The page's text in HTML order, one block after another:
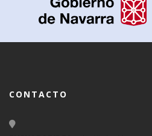
CONTACTO